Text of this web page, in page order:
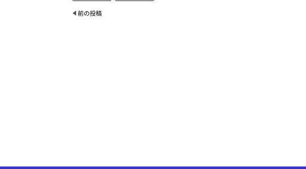
前の投稿